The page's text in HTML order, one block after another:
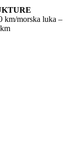
km/morska luka –